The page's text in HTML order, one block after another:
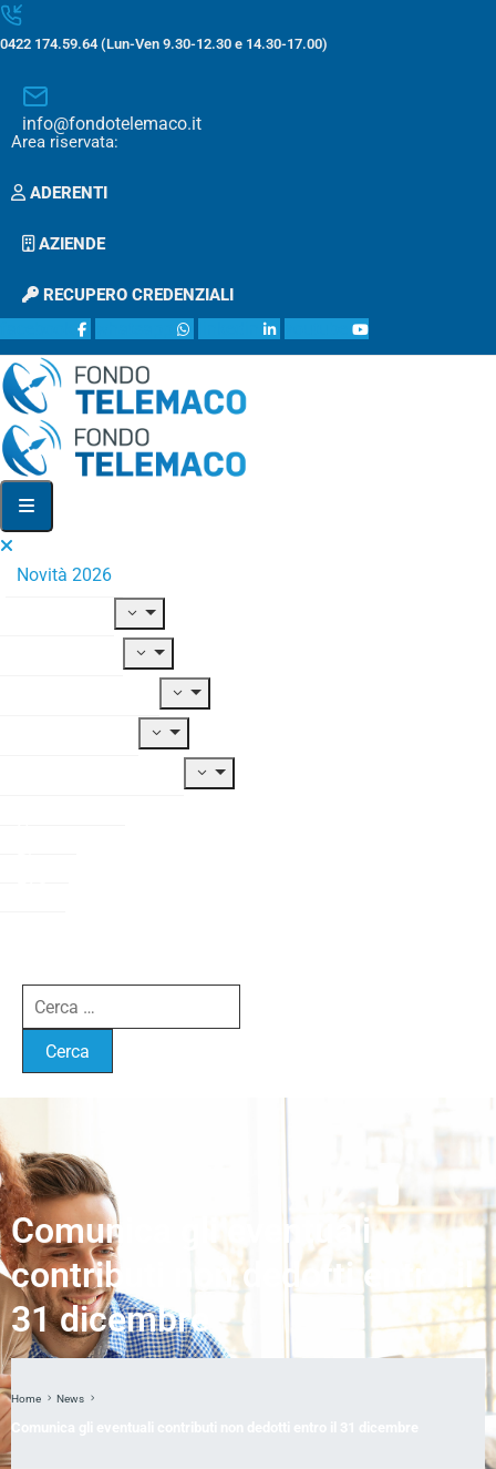
0422 174.59.64 (Lun-Ven 9.30-12.30 e 14.30-17.00)
info@fondotelemaco.it
Area riservata:
ADERENTI
AZIENDE
RECUPERO CREDENZIALI
Novità 2026
Comunica gli eventuali
contributi non dedotti entro il
31 dicembre
Home News